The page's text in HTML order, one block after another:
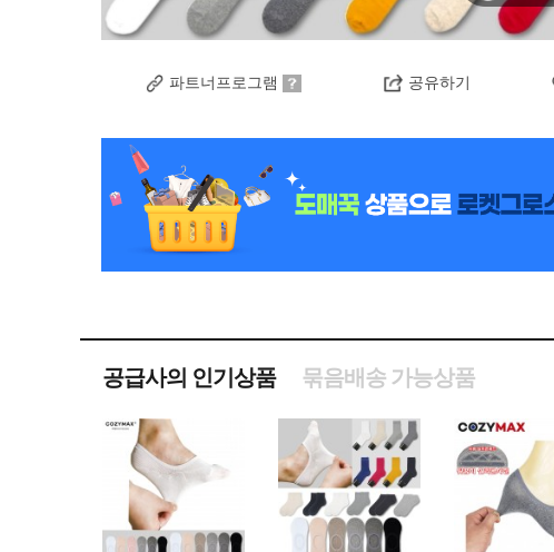
파트너프로그램 공유하기
공급사의 인기상품 묶음배송 가능상품